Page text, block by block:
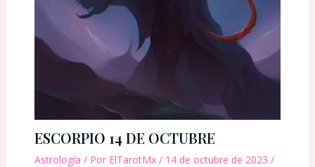
ESCORPIO 14 DE OCTUBRE
Astrología / Por ElTarotMx / 14 de octubre de 2023 /